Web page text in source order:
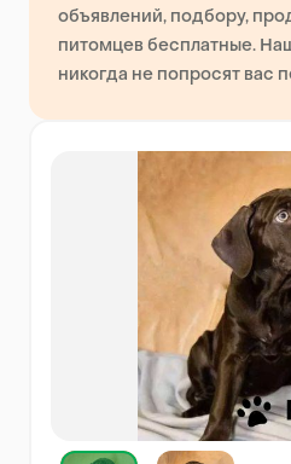
объявлений, подбору,
питомцев бесплатные.
никогда не попросят вас